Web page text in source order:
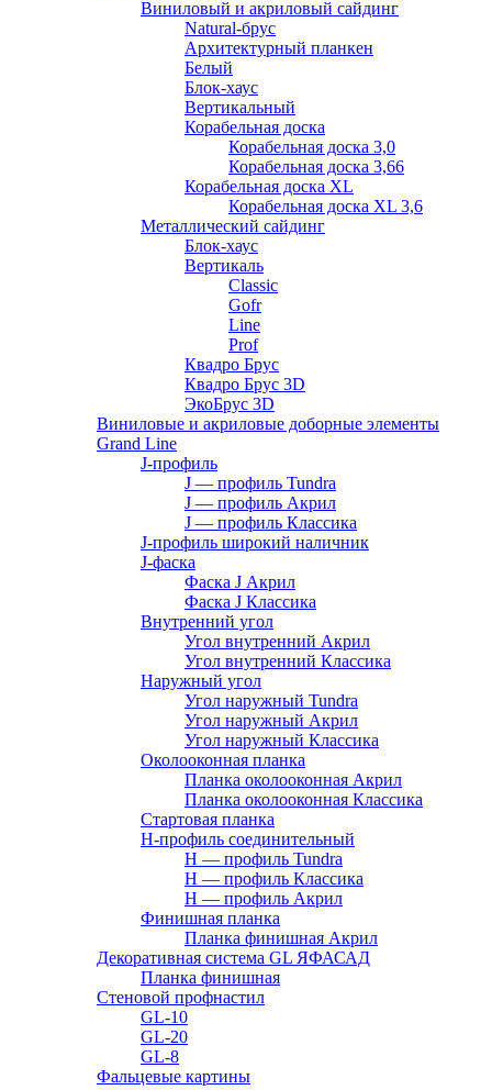
Виниловый и акриловый сайдинг
Natural-брус
Архитектурный планкен
Белый
Блок-хаус
Вертикальный
Корабельная доска
Корабельная доска 3,0
Корабельная доска 3,66
Корабельная доска XL
Корабельная доска XL 3,6
Металлический сайдинг
Блок-хаус
Вертикаль
Classic
Gofr
Line
Prof
Квадро Брус
Квадро Брус 3D
ЭкоБрус 3D
Виниловые и акриловые доборные элементы
Grand Line
J-профиль
J — профиль Tundra
J — профиль Акрил
J — профиль Классика
J-профиль широкий наличник
J-фаска
Фаска J Акрил
Фаска J Классика
Внутренний угол
Угол внутренний Акрил
Угол внутренний Классика
Наружный угол
Угол наружный Tundra
Угол наружный Акрил
Угол наружный Классика
Околооконная планка
Планка околооконная Акрил
Планка околооконная Классика
Стартовая планка
H-профиль соединительный
Н — профиль Tundra
H — профиль Классика
Н — профиль Акрил
Финишная планка
Планка финишная Акрил
Декоративная система GL ЯФАСАД
Планка финишная
Стеновой профнастил
GL-10
GL-20
GL-8
Фальцевые картины